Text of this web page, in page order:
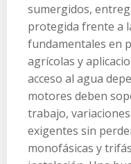
sumergidos,
protegida frente a
fundamentales en
agrícolas y
acceso al agua
motores deben
trabajo,
exigentes sin
monofásicas y